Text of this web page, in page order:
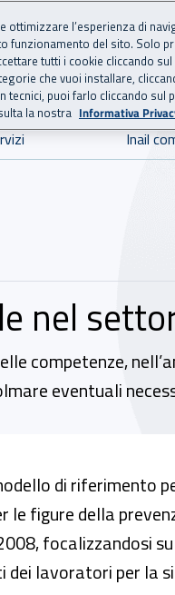
Inail
nel
competenze,
eventuali
nel settore
di riferimento
le figure della
focalizzandosi
dei lavoratori per la
l’esperienza di
del sito. Solo
tutti i cookie cliccando sul
che vuoi installare,
puoi farlo cliccando sul
la nostra Informativa